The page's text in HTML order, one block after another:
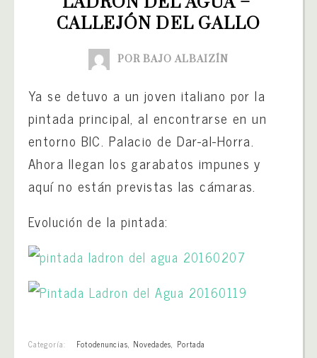
CALLEJÓN DEL GALLO
POR BAJO ALBAIZÍN
Ya se detuvo a un joven italiano por la
pintada principal, al encontrarse en un
entorno BIC. Palacio de Dar-al-Horra.
Ahora llegan los garabatos impunes y
aquí no están previstas las cámaras.
Evolución de la pintada:
Categoría: Fotodenuncias, Novedades, Portada